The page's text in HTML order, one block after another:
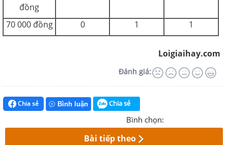
đồng
70 000 đồng 0 1 1
Loigiaihay.com
Đánh giá:
Chia sẻ Bình luận Chia sẻ
Bình chọn:
Bài tiếp theo